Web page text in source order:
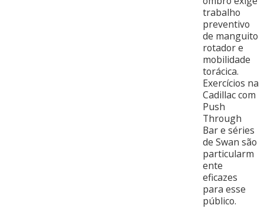
trabalho
preventivo
de manguito
rotador e
mobilidade
torácica.
Exercícios na
Cadillac com
Push
Through
Bar e séries
de Swan são
particularm
ente
eficazes
para esse
público.